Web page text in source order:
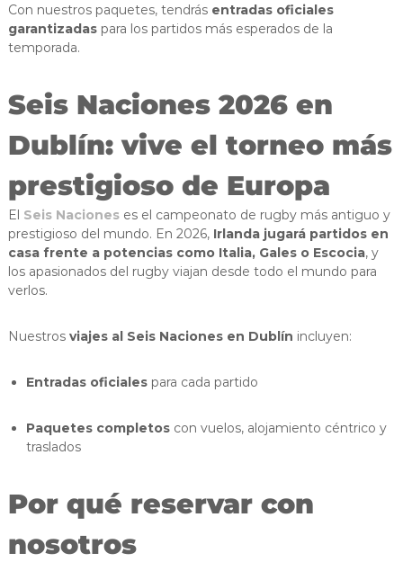
Con nuestros paquetes, tendrás entradas oficiales
garantizadaspara los partidos más esperados de la
temporada.
Seis Naciones 2026 en
Dublín: vive el torneo más
prestigioso de Europa
El Seis Nacioneses el campeonato de rugby más antiguo y
prestigioso del mundo. En 2026, Irlanda jugará partidos en
casa frente a potencias como Italia, Gales o Escocia, y
los apasionados del rugby viajan desde todo el mundo para
verlos.
Nuestros viajes al Seis Naciones en Dublín incluyen:
Entradas oficialespara cada partido
Paquetes completoscon vuelos, alojamiento céntrico y
traslados
Por qué reservar con
nosotros